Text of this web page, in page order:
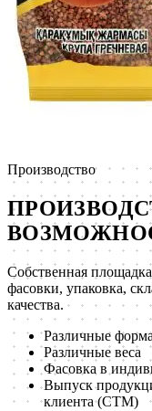
Производство
Собственная
фасовки, упаковка,
качества.
Различные
Различные веса
Фасовка в
Выпуск
клиента (СТМ)